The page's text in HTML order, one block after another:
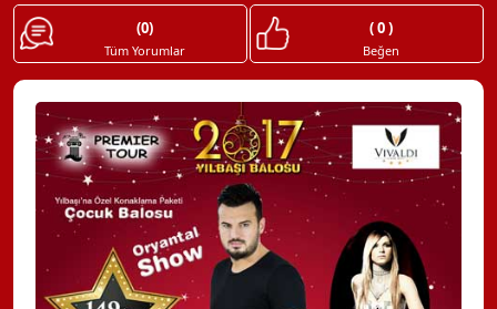
(0)
Tüm Yorumlar
( 0 )
Beğen